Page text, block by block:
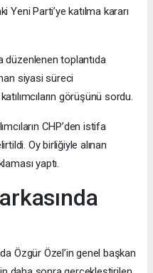
Yeni Parti’ye katılma kararı
düzenlenen toplantıda
siyasi süreci
görüşünü sordu.
CHP’den istifa
Oy birliğiyle alınan
yaptı.
Özgür Özel’in genel başkan